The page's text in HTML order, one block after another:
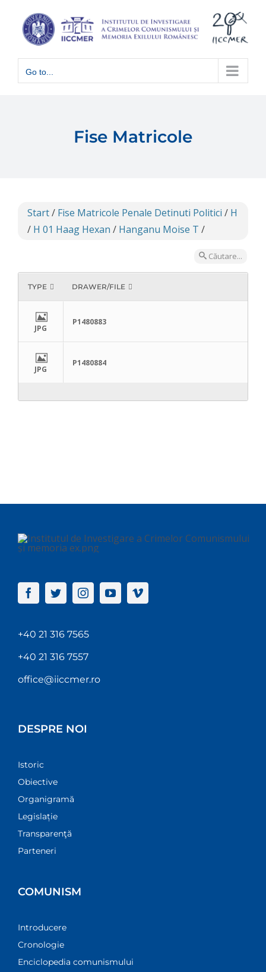
content
Go to...
Fise Matricole
Start/ Fise Matricole Penale Detinuti Politici / H
/ H 01 Haag Hexan / Hanganu Moise T /
Căutare...
TYPE DRAWER/FILE
JPG
P1480883
JPG
P1480884
+40 21 316 7565
+40 21 316 7557
office@iiccmer.ro
DESPRE NOI
Istoric
Obiective
Organigramă
Legislație
Transparenţă
Parteneri
COMUNISM
Introducere
Cronologie
Enciclopedia comunismului